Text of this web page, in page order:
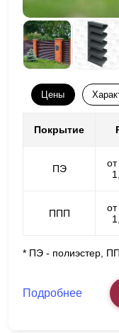
Цены
Покрытие
ПЭ
ППП
* ПЭ - полиэстер,
Подробнее